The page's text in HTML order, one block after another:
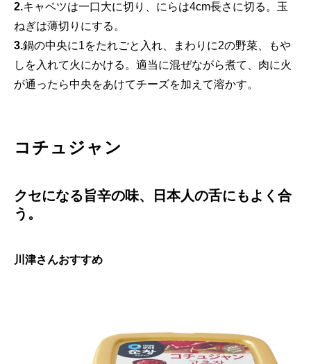
2.キャベツは一口大に切り、にらは4cm長さに切る。玉
ねぎは薄切りにする。
3.鍋の中央に1をたれごと入れ、まわりに2の野菜、もや
しを入れて火にかける。適当に混ぜながら煮て、肉に火
が通ったら中央をあけてチーズを加えて溶かす。
コチュジャン
クセになる旨辛の味、日本人の舌にもよく合
う。
川津さんおすすめ